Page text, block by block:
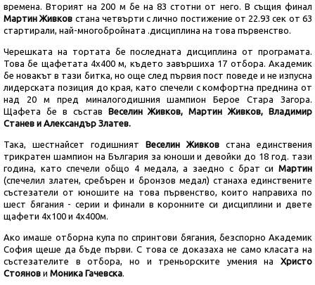
времена. Вторият на 200 м бе на 83 стотни от него. В същия финал
Мартин Живков стана четвърти с лично постижение от 22.93 сек от 63
стартирали, най-многобройната .дисциплина на това първенство.
Черешката на тортата бе последната дисциплина от програмата.
Това бе щафетата 4х400 м, където завършиха 17 отбора. Академик
бе новакът в тази битка, но още след първия пост поведе и не изпусна
лидерската позиция до края, като спечели с комфортна преднина от
над 20 м пред миналогодишния шампион Берое Стара Загора.
Щафета бе в състав Веселин Живков, Мартин Живков, Владимир
Станев и Александър Златев.
Така, шестнайсет годишниятВеселин Живков стана единствения
трикратен шампион на България за юноши и девойки до 18 год. тази
година, като спечели общо 4 медала, а заедно с брат си Мартин
(спечелил златен, сребърен и бронзов медал) станаха единствените
състезатели от юношите на това първенство, които направиха по
шест бягания - серии и финали в коронните си дисциплини и двете
щафети 4х100 и 4х400м.
Ако имаше отборна купа по спринтови бягания, безспорно Академик
София щеше да бъде първи. С това се доказаха не само класата на
състезателите в отбора, но и треньорските умения наХристо
Стоянов и Моника Гачевска.